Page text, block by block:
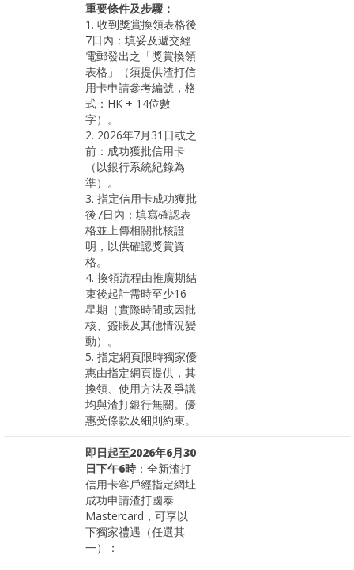
重要條件及步驟：
1. 收到獎賞換領表格後
7日內：填妥及遞交經
電郵發出之「獎賞換領
表格」（須提供渣打信
用卡申請參考編號，格
式：HK + 14位數
字）。
2. 2026年7月31日或之
前：成功獲批信用卡
（以銀行系統紀錄為
準）。
3. 指定信用卡成功獲批
後7日內：填寫確認表
格並上傳相關批核證
明，以供確認獎賞資
格。
4. 換領流程由推廣期結
束後起計需時至少16
星期（實際時間或因批
核、簽賬及其他情況變
動）。
5. 指定網頁限時獨家優
惠由指定網頁提供，其
換領、使用方法及爭議
均與渣打銀行無關。優
惠受條款及細則約束。
即日起至2026年6月30
日下午6時 ：全新渣打
信用卡客戶經指定網址
成功申請渣打國泰
Mastercard，可享以
下獨家禮遇（任選其
一）：